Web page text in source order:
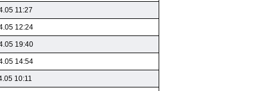
11:27
12:24
19:40
14:54
10:11